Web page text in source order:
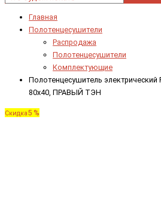
Главная
Полотенцесушители
Распродажа
Полотенцесушители
Комплектующие
Полотенцесушитель электрический
80x40, ПРАВЫЙ ТЭН
Скидка5 %